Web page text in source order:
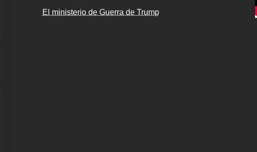
El ministerio de Guerra de Trump